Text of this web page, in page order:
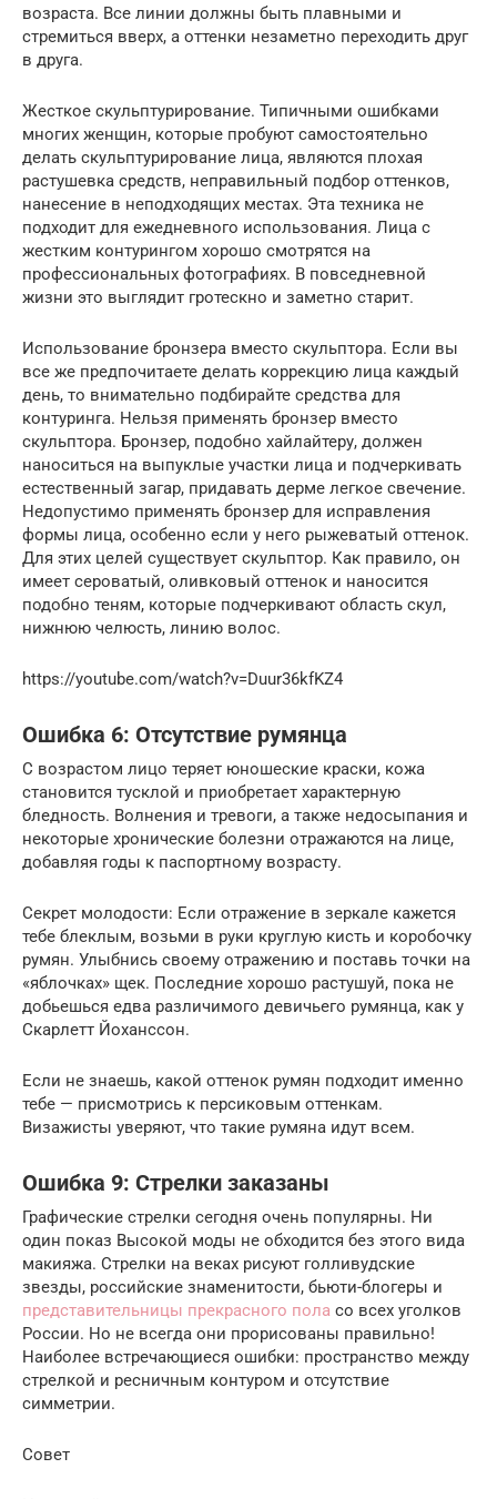
возраста. Все линии должны быть плавными и
стремиться вверх, а оттенки незаметно переходить друг
в друга.
Жесткое скульптурирование. Типичными ошибками
многих женщин, которые пробуют самостоятельно
делать скульптурирование лица, являются плохая
растушевка средств, неправильный подбор оттенков,
нанесение в неподходящих местах. Эта техника не
подходит для ежедневного использования. Лица с
жестким контурингом хорошо смотрятся на
профессиональных фотографиях. В повседневной
жизни это выглядит гротескно и заметно старит.
Использование бронзера вместо скульптора. Если вы
все же предпочитаете делать коррекцию лица каждый
день, то внимательно подбирайте средства для
контуринга. Нельзя применять бронзер вместо
скульптора. Бронзер, подобно хайлайтеру, должен
наноситься на выпуклые участки лица и подчеркивать
естественный загар, придавать дерме легкое свечение.
Недопустимо применять бронзер для исправления
формы лица, особенно если у него рыжеватый оттенок.
Для этих целей существует скульптор. Как правило, он
имеет сероватый, оливковый оттенок и наносится
подобно теням, которые подчеркивают область скул,
нижнюю челюсть, линию волос.
https://youtube.com/watch?v=Duur36kfKZ4
Ошибка 6: Отсутствие румянца
С возрастом лицо теряет юношеские краски, кожа
становится тусклой и приобретает характерную
бледность. Волнения и тревоги, а также недосыпания и
некоторые хронические болезни отражаются на лице,
добавляя годы к паспортному возрасту.
Секрет молодости: Если отражение в зеркале кажется
тебе блеклым, возьми в руки круглую кисть и коробочку
румян. Улыбнись своему отражению и поставь точки на
«яблочках» щек. Последние хорошо растушуй, пока не
добьешься едва различимого девичьего румянца, как у
Скарлетт Йоханссон.
Если не знаешь, какой оттенок румян подходит именно
тебе — присмотрись к персиковым оттенкам.
Визажисты уверяют, что такие румяна идут всем.
Ошибка 9: Стрелки заказаны
Графические стрелки сегодня очень популярны. Ни
один показ Высокой моды не обходится без этого вида
макияжа. Стрелки на веках рисуют голливудские
звезды, российские знаменитости, бьюти-блогеры и
представительницы прекрасного пола со всех уголков
России. Но не всегда они прорисованы правильно!
Наиболее встречающиеся ошибки: пространство между
стрелкой и ресничным контуром и отсутствие
симметрии.
Совет